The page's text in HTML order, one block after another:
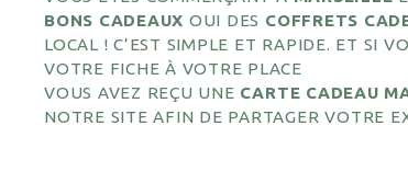
BONS CADEAUX OUI DES COFFRETS
LOCAL ! C’EST SIMPLE ET RAPIDE. ET SI
VOTRE FICHE À VOTRE PLACE
VOUS AVEZ REÇU UNE CARTE CADEAU
NOTRE SITE AFIN DE PARTAGER VOTRE